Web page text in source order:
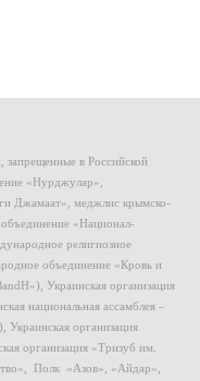
запрещенные в Российской
«Нурджулар»,
Джамаат», меджлис крымско-
«Национал-
религиозное
объединение «Кровь и
Украинская организация
национальная ассамблея –
организация
организация «Тризуб им.
Полк «Азов», «Айдар»,